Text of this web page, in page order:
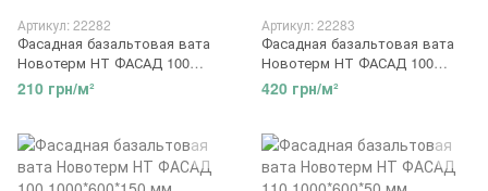
Артикул: 22282
Фасадная базальтовая вата
Новотерм НТ ФАСАД 100
1000*600*50 мм, плотность
100кг/м3
210 грн/м²
Артикул: 22283
Фасадная базальтовая вата
Новотерм НТ ФАСАД 100
1000*600*100 мм, плотность
100кг/м3
420 грн/м²